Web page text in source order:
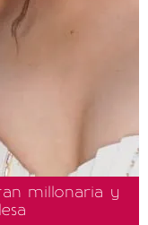
millonaria y